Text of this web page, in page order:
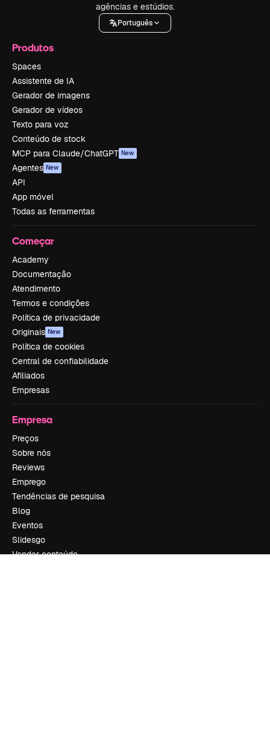
agências e estúdios.
Português
Produtos
Spaces
Assistente de IA
Gerador de imagens
Gerador de vídeos
Texto para voz
Conteúdo de stock
MCP para Claude/ChatGPT New
Agentes New
API
App móvel
Todas as ferramentas
Começar
Academy
Documentação
Atendimento
Termos e condições
Política de privacidade
Originais New
Política de cookies
Central de confiabilidade
Afiliados
Empresas
Empresa
Preços
Sobre nós
Reviews
Emprego
Tendências de pesquisa
Blog
Eventos
Slidesgo
Vender conteúdo